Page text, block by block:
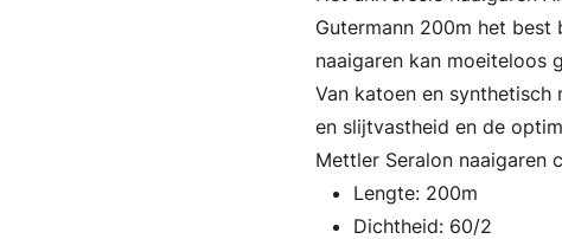
Gutermann 200m het
naaigaren kan moeiteloos
Van katoen en
en slijtvastheid en de
Mettler Seralon naaigaren
Lengte: 200m
Dichtheid: 60/2